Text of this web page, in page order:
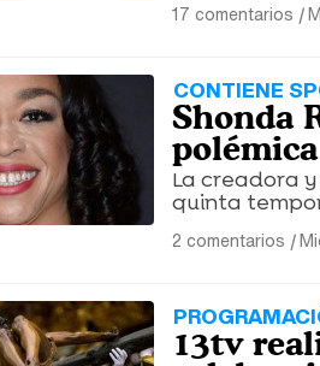
17 comentarios |
CONTIENE
Shonda
La creadora
quinta
2 comentarios |
13tv